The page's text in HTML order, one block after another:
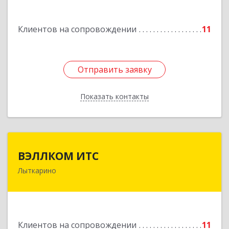
Клиентов на сопровождении 11
Отправить заявку
Показать контакты
Отправить заявку
Назад
ВЭЛЛКОМ ИТС
Лыткарино
Клиентов на сопровождении 11
140081, Московская обл, Лыткарино г.о.,
Подробнее